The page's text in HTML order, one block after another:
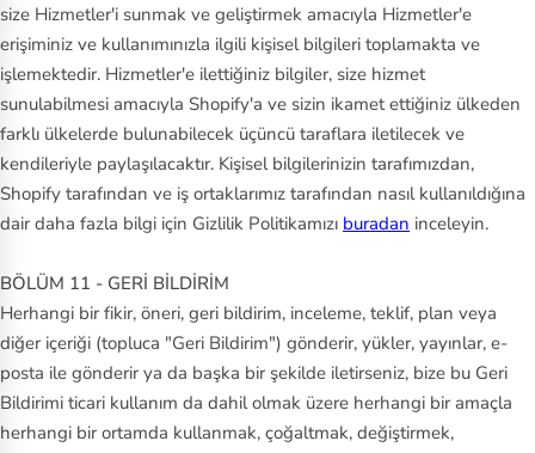
size Hizmetler'i sunmak ve geliştirmek amacıyla Hizmetler'e
erişiminiz ve kullanımınızla ilgili kişisel bilgileri toplamakta ve
işlemektedir. Hizmetler'e ilettiğiniz bilgiler, size hizmet
sunulabilmesi amacıyla Shopify'a ve sizin ikamet ettiğiniz ülkeden
farklı ülkelerde bulunabilecek üçüncü taraflara iletilecek ve
kendileriyle paylaşılacaktır. Kişisel bilgilerinizin tarafımızdan,
Shopify tarafından ve iş ortaklarımız tarafından nasıl kullanıldığına
dair daha fazla bilgi için Gizlilik Politikamızı buradan inceleyin.
BÖLÜM 11 - GERİ BİLDİRİM
Herhangi bir fikir, öneri, geri bildirim, inceleme, teklif, plan veya
diğer içeriği (topluca "Geri Bildirim") gönderir, yükler, yayınlar, e-
posta ile gönderir ya da başka bir şekilde iletirseniz, bize bu Geri
Bildirimi ticari kullanım da dahil olmak üzere herhangi bir amaçla
herhangi bir ortamda kullanmak, çoğaltmak, değiştirmek,